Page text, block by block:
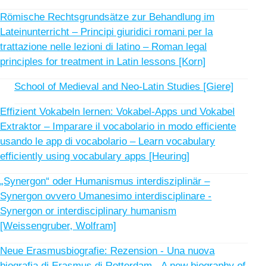
Römische Rechtsgrundsätze zur Behandlung im
Lateinunterricht – Principi giuridici romani per la
trattazione nelle lezioni di latino – Roman legal
principles for treatment in Latin lessons [Korn]
School of Medieval and Neo-Latin Studies [Giere]
Effizient Vokabeln lernen: Vokabel-Apps und Vokabel
Extraktor – Imparare il vocabolario in modo efficiente
usando le app di vocabolario – Learn vocabulary
efficiently using vocabulary apps [Heuring]
„Synergon“ oder Humanismus interdisziplinär –
Synergon ovvero Umanesimo interdisciplinare -
Synergon or interdisciplinary humanism
[Weissengruber, Wolfram]
Neue Erasmusbiografie: Rezension - Una nuova